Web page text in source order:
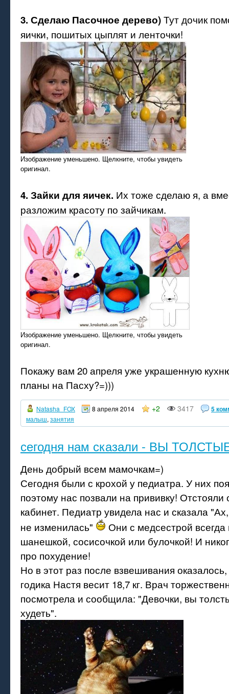
3. Сделаю Пасочное дерево)Тут дочик
яички, пошитых цыплят и ленточки!
Изображение уменьшено. Щелкните, чтобы увидеть
оригинал.
4. Зайки для яичек. Их тоже сделаю я, а
разложим красоту по зайчикам.
Изображение уменьшено. Щелкните, чтобы увидеть
оригинал.
Покажу вам 20 апреля уже украшенную
планы на Пасху?=)))
Natasha_FOX 8 апреля 2014 +2 3417 5
малыш, занятия
сегодня нам сказали - ВЫ
День добрый всем мамочкам=)
Сегодня были с крохой у педиатра. У них
поэтому нас позвали на прививку!
кабинет. Педиатр увидела нас и сказала
не изменилась"
Они с медсестрой
шанешкой, сосисочкой или булочкой! И
про похудение!
Но в этот раз после взвешивания
годика Настя весит 18,7 кг. Врач
посмотрела и сообщила: "Девочки, вы
худеть".